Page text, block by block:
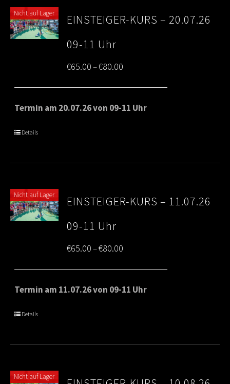
Nicht auf Lager
EINSTEIGER-KURS – 20.07.26
09-11 Uhr
€65.00–€80.00
range:
€65.00
Termin am 20.07.26 von 09-11 Uhr
Details
Nicht auf Lager
EINSTEIGER-KURS – 11.07.26
09-11 Uhr
€65.00–€80.00
range:
€65.00
Termin am 11.07.26 von 09-11 Uhr
Details
Nicht auf Lager